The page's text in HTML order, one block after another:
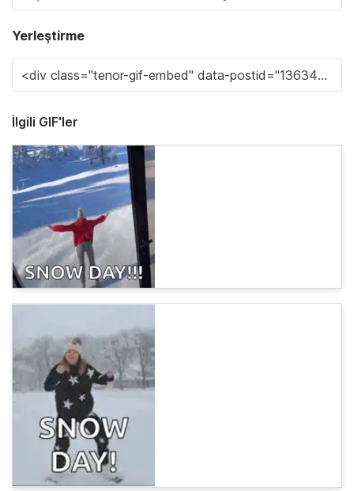
Yerleştirme
İlgili GIF'ler